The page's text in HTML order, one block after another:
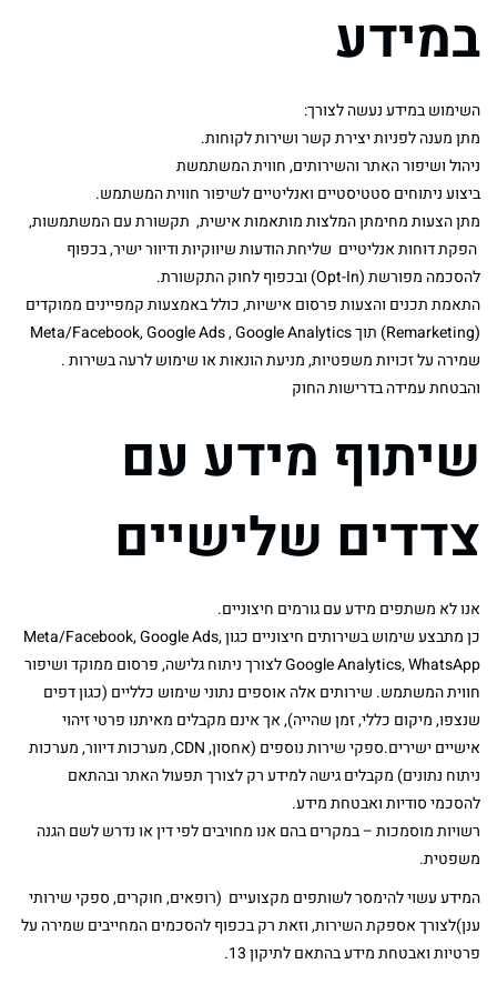
במידע
השימוש במידע נעשה לצורך:
מתן מענה לפניות יצירת קשר ושירות לקוחות.
ניהול ושיפור האתר והשירותים, חווית המשתמשת
ביצוע ניתוחים סטטיסטיים ואנליטיים לשיפור חווית המשתמש.
מתן הצעות מחימתן המלצות מותאמות אישית, תקשורת עם המשתמשות,
הפקת דוחות אנליטיים שליחת הודעות שיווקיות ודיוור ישיר, בכפוף
להסכמה מפורשת (Opt-In) ובכפוף לחוק התקשורת.
התאמת תכנים והצעות פרסום אישיות, כולל באמצעות קמפיינים ממוקדים
(Remarketing) תוך Meta/Facebook, Google Ads , Google Analytics
שמירה על זכויות משפטיות, מניעת הונאות או שימוש לרעה בשירות .
והבטחת עמידה בדרישות החוק
שיתוף מידע עם
צדדים שלישיים
אנו לא משתפים מידע עם גורמים חיצוניים.
כן מתבצע שימוש בשירותים חיצוניים כגון Meta/Facebook, Google Ads,
Google Analytics, WhatsApp לצורך ניתוח גלישה, פרסום ממוקד ושיפור
חווית המשתמש. שירותים אלה אוספים נתוני שימוש כלליים (כגון דפים
שנצפו, מיקום כללי, זמן שהייה), אך אינם מקבלים מאיתנו פרטי זיהוי
אישיים ישירים.ספקי שירות נוספים (אחסון, CDN, מערכות דיוור, מערכות
ניתוח נתונים) מקבלים גישה למידע רק לצורך תפעול האתר ובהתאם
להסכמי סודיות ואבטחת מידע.
רשויות מוסמכות – במקרים בהם אנו מחויבים לפי דין או נדרש לשם הגנה
משפטית.
המידע עשוי להימסר לשותפים מקצועיים (רופאים, חוקרים, ספקי שירותי
ענן)לצורך אספקת השירות, וזאת רק בכפוף להסכמים המחייבים שמירה על
פרטיות ואבטחת מידע בהתאם לתיקון 13.